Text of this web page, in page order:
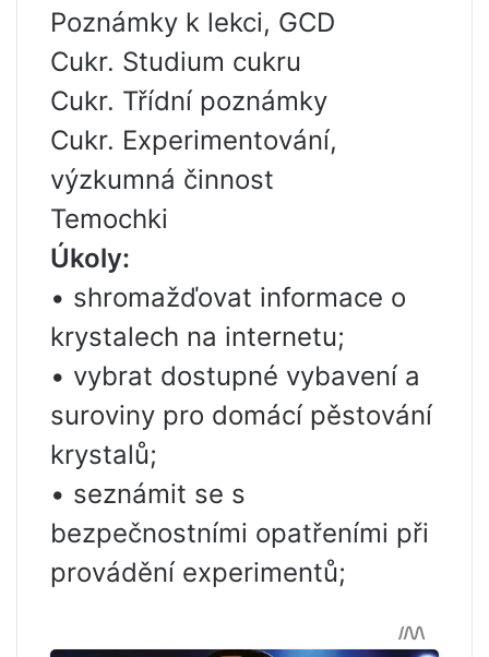
Poznámky k lekci, GCD
Cukr. Studium cukru
Cukr. Třídní poznámky
Cukr. Experimentování,
výzkumná činnost
Temochki
Úkoly:
• shromažďovat informace o
krystalech na internetu;
• vybrat dostupné vybavení a
suroviny pro domácí pěstování
krystalů;
• seznámit se s
bezpečnostními opatřeními při
provádění experimentů;